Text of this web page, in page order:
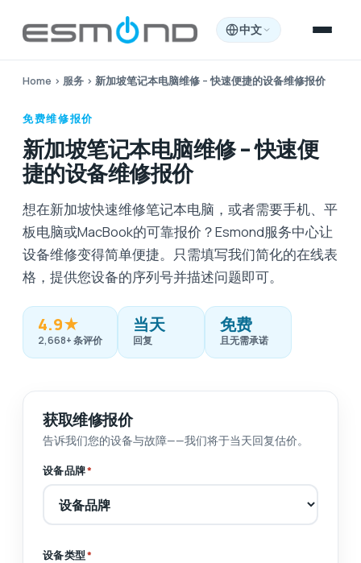
中文
Home › 服务 › 新加坡笔记本电脑维修 – 快速便捷的设备维修报价
免费维修报价
新加坡笔记本电脑维修 – 快速便
捷的设备维修报价
想在新加坡快速维修笔记本电脑，或者需要手机、平
板电脑或MacBook的可靠报价？Esmond服务中心让
设备维修变得简单便捷。只需填写我们简化的在线表
格，提供您设备的序列号并描述问题即可。
4.9★
2,668+条评价
当天
回复
免费
且无需承诺
获取维修报价
告诉我们您的设备与故障——我们将于当天回复估价。
设备品牌*
设备类型*